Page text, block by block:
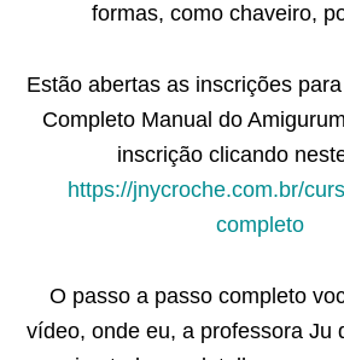
formas, como chaveiro,
Estão abertas as inscrições
Completo Manual do
inscrição clicando
https://jnycroche.com.br/
completo⠀
O passo a passo completo
vídeo, onde eu, a professora Ju